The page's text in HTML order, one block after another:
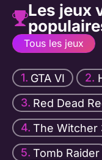
Les jeux
Tous les jeux
GTA VI
Red Dead
The Witcher
Tomb Raider